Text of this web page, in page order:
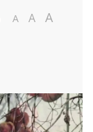
A A A